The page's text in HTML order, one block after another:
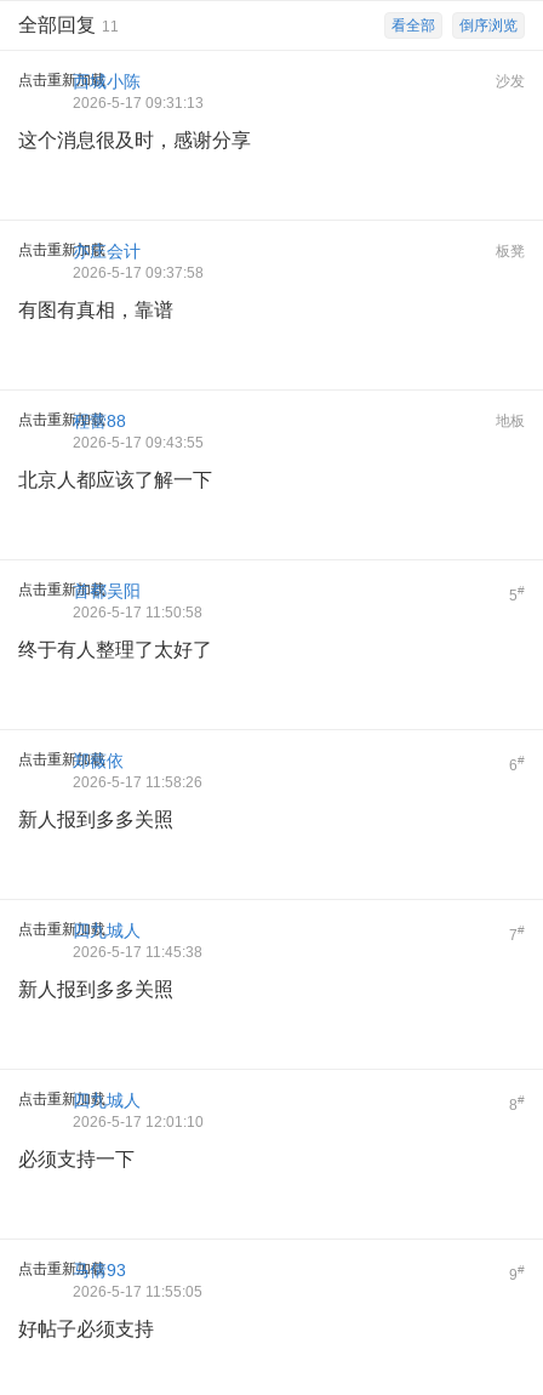
倒序浏览
看全部
全部回复 11
点击重新加载 沙发
西城小陈
2026-5-17 09:31:13
这个消息很及时，感谢分享
点击重新加载 板凳
亦庄会计
2026-5-17 09:37:58
有图有真相，靠谱
点击重新加载 地板
程蕾88
2026-5-17 09:43:55
北京人都应该了解一下
点击重新加载 5#
首都吴阳
2026-5-17 11:50:58
终于有人整理了太好了
点击重新加载 6#
郑薇依
2026-5-17 11:58:26
新人报到多多关照
点击重新加载 7#
四九城人
2026-5-17 11:45:38
新人报到多多关照
点击重新加载 8#
四九城人
2026-5-17 12:01:10
必须支持一下
点击重新加载 9#
马倩93
2026-5-17 11:55:05
好帖子必须支持